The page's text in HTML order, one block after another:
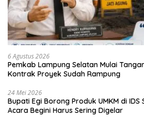
6 Agustus 2026
Pemkab Lampung Selatan Mulai
Kontrak Proyek Sudah Rampung
24 Mei 2026
Bupati Egi Borong Produk UMKM di
Acara Begini Harus Sering Digelar